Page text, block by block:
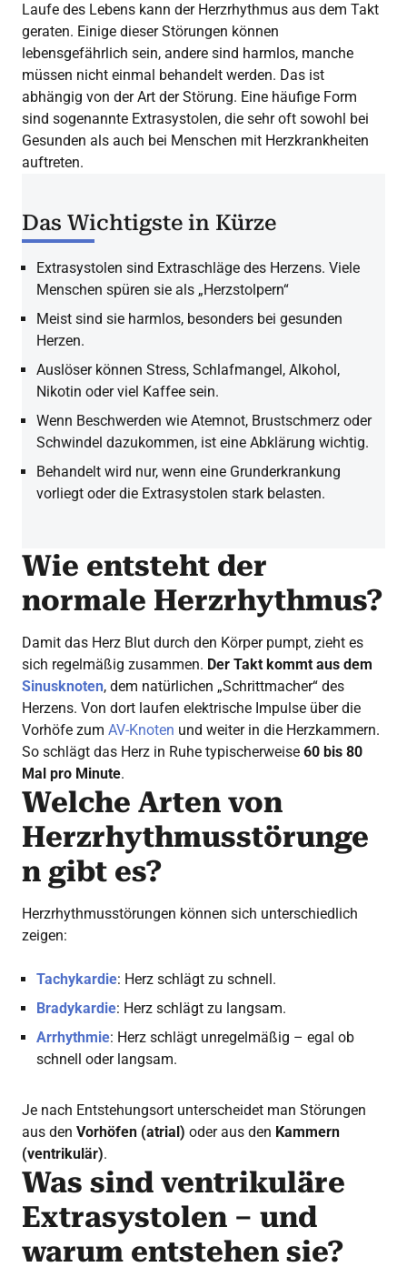
Laufe des Lebens kann der Herzrhythmus aus dem Takt
geraten. Einige dieser Störungen können
lebensgefährlich sein, andere sind harmlos, manche
müssen nicht einmal behandelt werden. Das ist
abhängig von der Art der Störung. Eine häufige Form
sind sogenannte Extrasystolen, die sehr oft sowohl bei
Gesunden als auch bei Menschen mit Herzkrankheiten
auftreten.
Das Wichtigste in Kürze
Extrasystolen sind Extraschläge des Herzens. Viele
Menschen spüren sie als „Herzstolpern“
Meist sind sie harmlos, besonders bei gesunden
Herzen.
Auslöser können Stress, Schlafmangel, Alkohol,
Nikotin oder viel Kaffee sein.
Wenn Beschwerden wie Atemnot, Brustschmerz oder
Schwindel dazukommen, ist eine Abklärung wichtig.
Behandelt wird nur, wenn eine Grunderkrankung
vorliegt oder die Extrasystolen stark belasten.
Wie entsteht der
normale Herzrhythmus?
Damit das Herz Blut durch den Körper pumpt, zieht es
sich regelmäßig zusammen. Der Takt kommt aus dem
Sinusknoten, dem natürlichen „Schrittmacher“ des
Herzens. Von dort laufen elektrische Impulse über die
Vorhöfe zum AV-Knoten und weiter in die Herzkammern.
So schlägt das Herz in Ruhe typischerweise 60 bis 80
Mal pro Minute.
Welche Arten von
Herzrhythmusstörunge
n gibt es?
Herzrhythmusstörungen können sich unterschiedlich
zeigen:
Tachykardie: Herz schlägt zu schnell.
Bradykardie: Herz schlägt zu langsam.
Arrhythmie: Herz schlägt unregelmäßig – egal ob
schnell oder langsam.
Je nach Entstehungsort unterscheidet man Störungen
aus den Vorhöfen (atrial) oder aus den Kammern
(ventrikulär).
Was sind ventrikuläre
Extrasystolen – und
warum entstehen sie?